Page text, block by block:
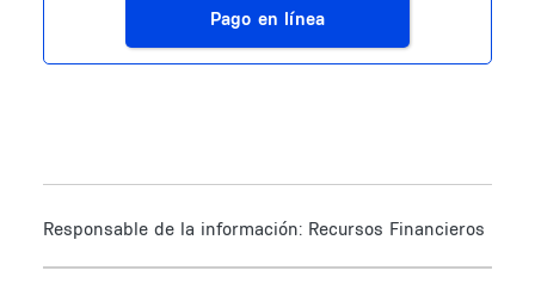
Pago en línea
Responsable de la información: Recursos Financieros